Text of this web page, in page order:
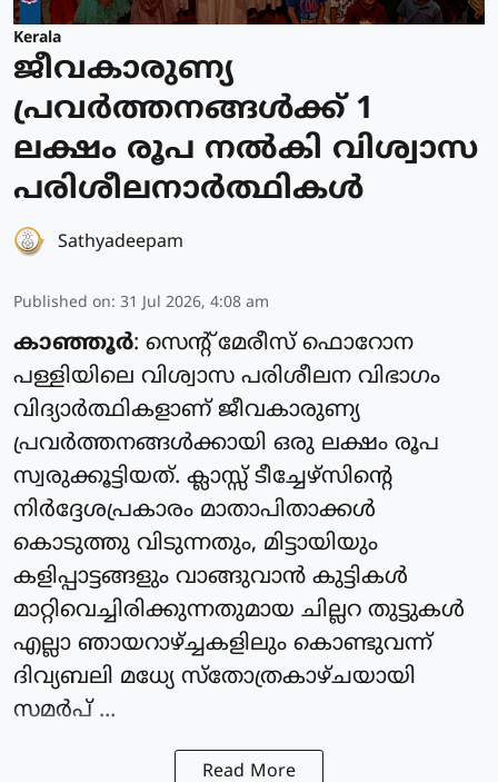
Kerala
ജീവകാരുണ്യ
പ്രവർത്തനങ്ങൾക്ക് 1
ലക്ഷം രൂപ നൽകി വിശ്വാസ
പരിശീലനാർത്ഥികൾ
Sathyadeepam
Published on: 31 Jul 2026, 4:08 am
കാഞ്ഞൂർ: സെന്റ് മേരീസ് ഫൊറോന
പള്ളിയിലെ വിശ്വാസ പരിശീലന വിഭാഗം
വിദ്യാർത്ഥികളാണ് ജീവകാരുണ്യ
പ്രവർത്തനങ്ങൾക്കായി ഒരു ലക്ഷം രൂപ
സ്വരുക്കൂട്ടിയത്. ക്ലാസ്സ്‌ ടീച്ചേഴ്സിന്റെ
നിർദ്ദേശപ്രകാരം മാതാപിതാക്കൾ
കൊടുത്തു വിടുന്നതും, മിട്ടായിയും
കളിപ്പാട്ടങ്ങളും വാങ്ങുവാൻ കുട്ടികൾ
മാറ്റിവെച്ചിരിക്കുന്നതുമായ ചില്ലറ തുട്ടുകൾ
എല്ലാ ഞായറാഴ്ച്ചകളിലും കൊണ്ടുവന്ന്
ദിവ്യബലി മധ്യേ സ്തോത്രകാഴ്ചയായി
സമർപ് ...
Read More